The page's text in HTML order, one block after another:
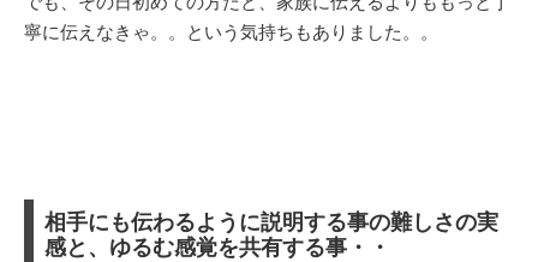
寧に伝えなきゃ。。という気持ちもありました。。
相手にも伝わるように説明する事の難しさの実
感と、ゆるむ感覚を共有する事・・